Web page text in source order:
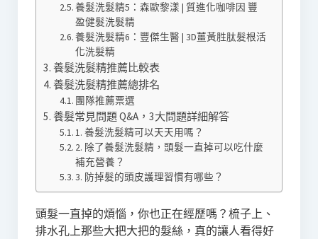
養髮洗髮精5：森歐黎漾 | 質進化咖啡因 豐
盈健髮洗髮精
養髮洗髮精6：豐傑生醫 | 3D薑黃胜肽髮根活
化洗髮精
養髮洗髮精推薦比較表
養髮洗髮精推薦總排名
團隊推薦票選
養髮常見問題 Q&A，3大問題詳細解答
1. 養髮洗髮精可以天天用嗎？
2. 除了養髮洗髮精，頭髮一直掉可以吃什麼
補充營養？
3. 防掉髮的頭皮護理習慣有哪些？
頭髮一直掉的煩惱，你也正在經歷嗎？梳子上、
排水孔上那些大把大把的髮絲，真的讓人看得好